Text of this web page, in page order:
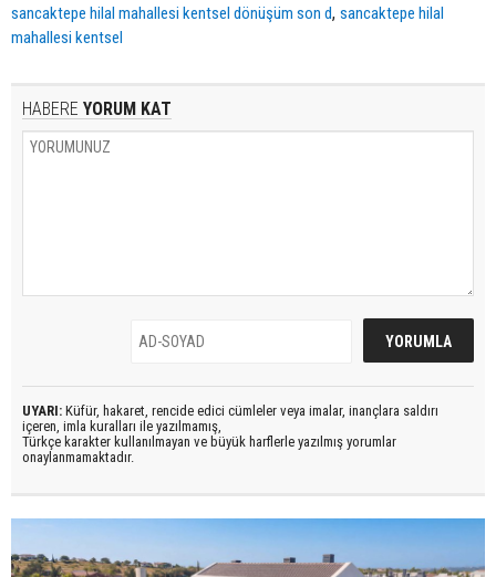
sancaktepe hilal mahallesi kentsel dönüşüm son d, sancaktepe hilal
mahallesi kentsel
HABERE YORUM KAT
UYARI: Küfür, hakaret, rencide edici cümleler veya imalar, inançlara saldırı
içeren, imla kuralları ile yazılmamış,
Türkçe karakter kullanılmayan ve büyük harflerle yazılmış yorumlar
onaylanmamaktadır.